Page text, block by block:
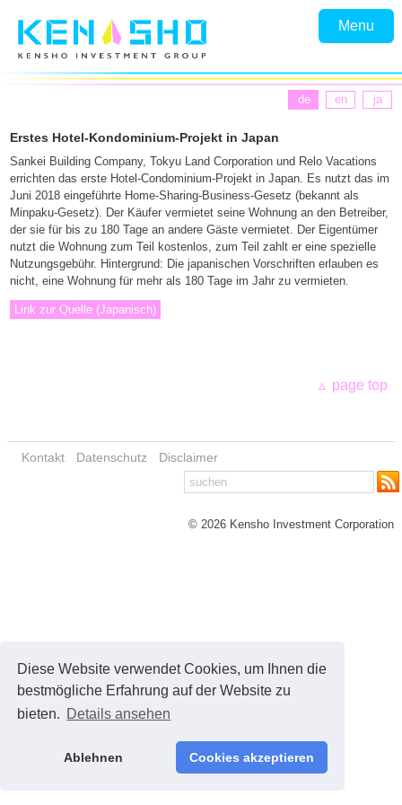
Diese Website verwendet Cookies, um Ihnen die
bestmögliche Erfahrung auf der Website zu
bieten. Details ansehen
Ablehnen Cookies akzeptieren
Menu
de en ja
Erstes Hotel-Kondominium-Projekt in Japan
Sankei Building Company, Tokyu Land Corporation und Relo Vacations
errichten das erste Hotel-Condominium-Projekt in Japan. Es nutzt das im
Juni 2018 eingeführte Home-Sharing-Business-Gesetz (bekannt als
Minpaku-Gesetz). Der Käufer vermietet seine Wohnung an den Betreiber,
der sie für bis zu 180 Tage an andere Gäste vermietet. Der Eigentümer
nutzt die Wohnung zum Teil kostenlos, zum Teil zahlt er eine spezielle
Nutzungsgebühr. Hintergrund: Die japanischen Vorschriften erlauben es
nicht, eine Wohnung für mehr als 180 Tage im Jahr zu vermieten.
Link zur Quelle (Japanisch)
page top
Kontakt Datenschutz Disclaimer
© 2026 Kensho Investment Corporation